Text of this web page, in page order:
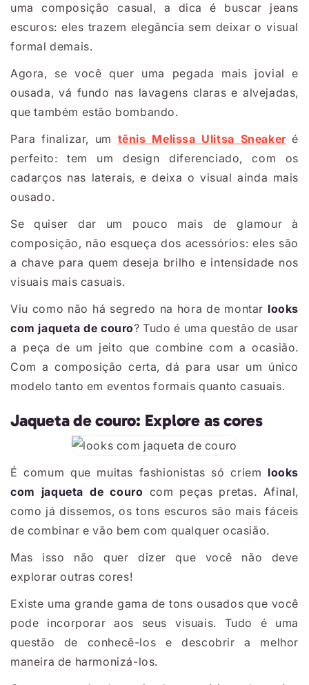
uma composição casual, a dica é buscar jeans
escuros: eles trazem elegância sem deixar o visual
formal demais.
Agora, se você quer uma pegada mais jovial e
ousada, vá fundo nas lavagens claras e alvejadas,
que também estão bombando.
Para finalizar, um tênis Melissa Ulitsa Sneakeré
perfeito: tem um design diferenciado, com os
cadarços nas laterais, e deixa o visual ainda mais
ousado.
Se quiser dar um pouco mais de glamour à
composição, não esqueça dos acessórios: eles são
a chave para quem deseja brilho e intensidade nos
visuais mais casuais.
Viu como não há segredo na hora de montar looks
com jaqueta de couro? Tudo é uma questão de usar
a peça de um jeito que combine com a ocasião.
Com a composição certa, dá para usar um único
modelo tanto em eventos formais quanto casuais.
Jaqueta de couro: Explore as cores
É comum que muitas fashionistas só criem looks
com jaqueta de couro com peças pretas. Afinal,
como já dissemos, os tons escuros são mais fáceis
de combinar e vão bem com qualquer ocasião.
Mas isso não quer dizer que você não deve
explorar outras cores!
Existe uma grande gama de tons ousados que você
pode incorporar aos seus visuais. Tudo é uma
questão de conhecê-los e descobrir a melhor
maneira de harmonizá-los.